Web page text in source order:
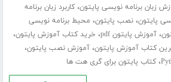
زبان برنامه نویسی پایتون،کاربرد زبان برنامه
پایتون،نصب پایتون، محیط برنامه نویسی
،آموزش پایتون pdf ، خرید کتاب آموزش پایتون،
کتاب آموزش پایتون،آموزش نصب پایتون،
،کتاب پایتون برای گری هت ها